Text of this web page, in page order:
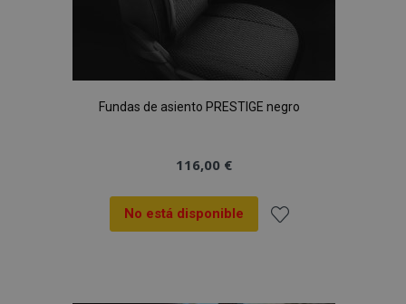
Fundas de asiento PRESTIGE negro
116,00 €
No está disponible